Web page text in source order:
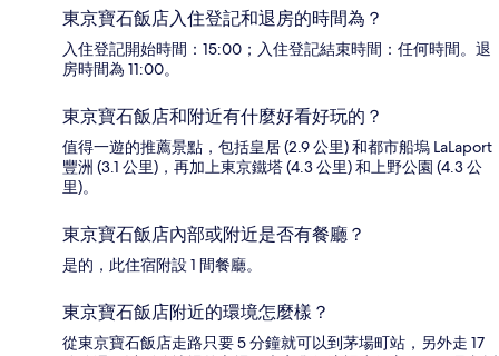
東京寶石飯店入住登記和退房的時間為？
入住登記開始時間：15:00；入住登記結束時間：任何時間。退
房時間為 11:00。
東京寶石飯店和附近有什麼好看好玩的？
值得一遊的推薦景點，包括皇居 (2.9 公里) 和都市船塢 LaLaport
豐洲 (3.1 公里)，再加上東京鐵塔 (4.3 公里) 和上野公園 (4.3 公
里)。
東京寶石飯店內部或附近是否有餐廳？
是的，此住宿附設 1 間餐廳。
東京寶石飯店附近的環境怎麼樣？
從東京寶石飯店走路只要 5 分鐘就可以到茅場町站，另外走 17